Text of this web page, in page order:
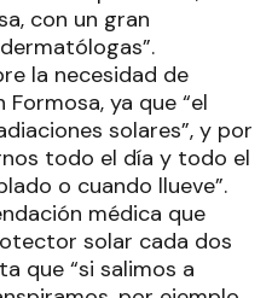
con un gran
la necesidad de
ya que “el
solares”, y por
todo el día y todo el
o cuando llueve”.
médica que
solar cada dos
que “si salimos a